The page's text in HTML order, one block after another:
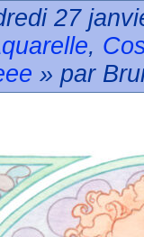
27
,
» par